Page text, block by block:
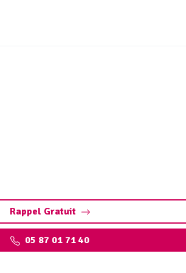
Rappel Gratuit
05 87 01 71 40